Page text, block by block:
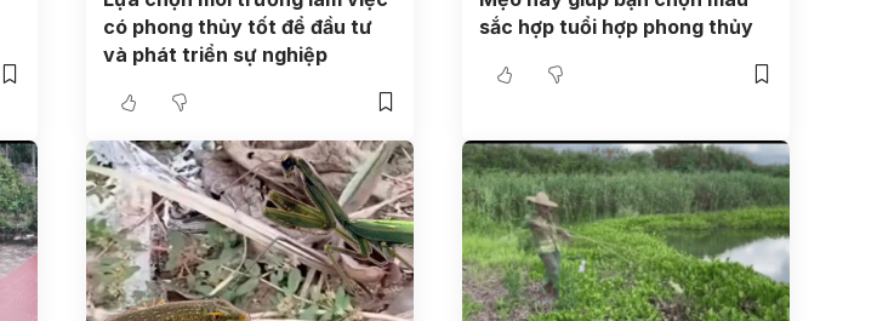
có phong thủy tốt để đầu tư
và phát triển sự nghiệp
sắc hợp tuổi hợp phong thủy